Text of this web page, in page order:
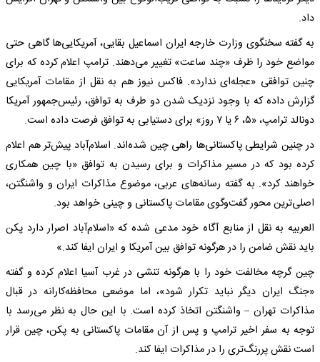
داد.
به گفته سخنگوی وزارت خارجه ایران اسماعیل بقایی، آمریکایی‌ها گاهی حتی
مواضع خود را ظرف «چند ساعت» تغییر می‌دهند. ترامپ اعلام کرده که برای
چنین توافقی «عجله‌ای ندارد». فاکس نیوز هم به نقل از مقامات آمریکایی
گزارش داده که با وجود نزدیک شدن دو طرف به توافق، رئیس‌جمهور آمریکا
دونالد ترامپ، «۵، ۶ یا ۷ روز» برای دستیابی به توافق فرصت داده است.
در چنین شرایطی پاکستانی‌ها راهی چین شده‌اند. اسلام‌آباد پیش‌تر هم اعلام
کرده بود که در مسیر مذاکرات و برای رسیدن به توافق «با چین همکاری
خواهند کرد». به گفته رسانه‌های عربی، موضوع مذاکرات ایران و واشنگتن،
اصلی‌ترین محور گفت‌وگوی مقامات پاکستانی و چینی خواهد بود.
العربیه به نقل از منابع آگاه خود مدعی شده که «اسلام‌آباد اصرار دارد پکن
باید نقش ضامن را در هرگونه توافق بین آمریکا و ایران ایفا کند.»
چین گرچه مخالفت خود را با هرگونه تنشی در غرب آسیا اعلام کرده و گفته
«جنگ ایران دیگر نباید تکرار شود»، اما موضعی محافظه‌کارانه در قبال
مذاکرات تهران – واشنگتن اتخاذ کرده است. با این حال به نظر می‌رسد با
توجه به سفر اخیر ترامپ و پس از آن مقامات پاکستانی به پکن، چین قرار
است نقش پررنگ‌تری را در مذاکرات ایفا کند.